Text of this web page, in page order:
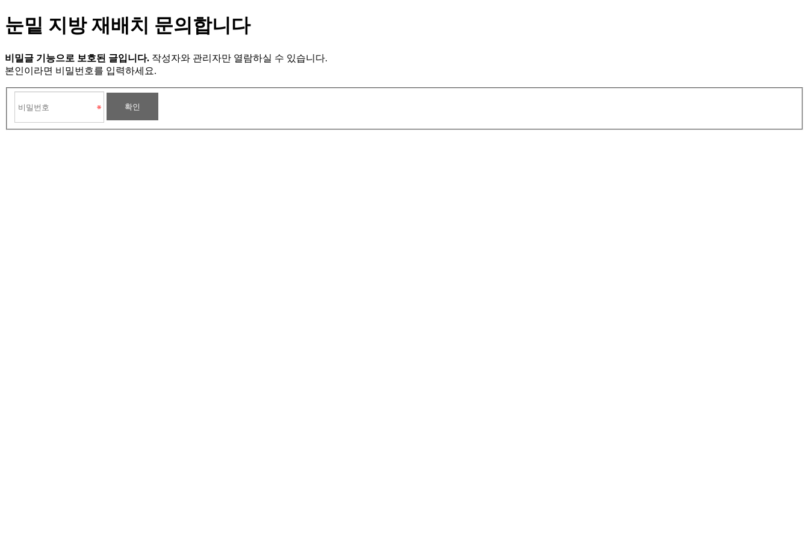
눈밑 지방 재배치 문의합니다
비밀글 기능으로 보호된 글입니다. 작성자와 관리자만 열람하실 수 있습니다.
본인이라면 비밀번호를 입력하세요.